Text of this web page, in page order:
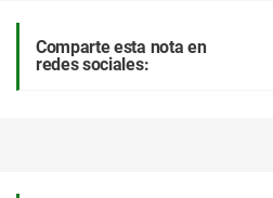
Comparte esta nota en
redes sociales: